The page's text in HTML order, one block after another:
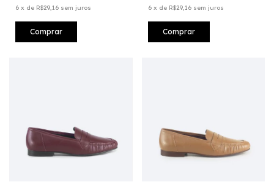
6 x de R$29,16 sem juros
Comprar
6 x de R$29,16 sem juros
Comprar